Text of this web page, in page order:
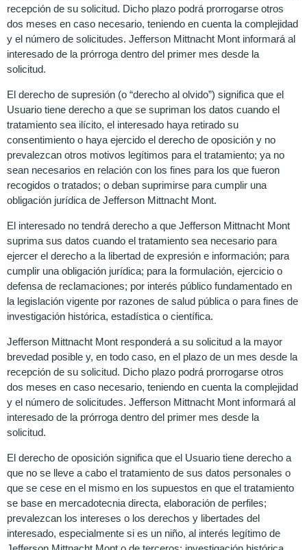
recepción de su solicitud. Dicho plazo podrá prorrogarse otros
dos meses en caso necesario, teniendo en cuenta la complejidad
y el número de solicitudes. Jefferson Mittnacht Mont informará al
interesado de la prórroga dentro del primer mes desde la
solicitud.
El derecho de supresión (o “derecho al olvido”) significa que el
Usuario tiene derecho a que se supriman los datos cuando el
tratamiento sea ilícito, el interesado haya retirado su
consentimiento o haya ejercido el derecho de oposición y no
prevalezcan otros motivos legítimos para el tratamiento; ya no
sean necesarios en relación con los fines para los que fueron
recogidos o tratados; o deban suprimirse para cumplir una
obligación jurídica de Jefferson Mittnacht Mont.
El interesado no tendrá derecho a que Jefferson Mittnacht Mont
suprima sus datos cuando el tratamiento sea necesario para
ejercer el derecho a la libertad de expresión e información; para
cumplir una obligación jurídica; para la formulación, ejercicio o
defensa de reclamaciones; por interés público fundamentado en
la legislación vigente por razones de salud pública o para fines de
investigación histórica, estadística o científica.
Jefferson Mittnacht Mont responderá a su solicitud a la mayor
brevedad posible y, en todo caso, en el plazo de un mes desde la
recepción de su solicitud. Dicho plazo podrá prorrogarse otros
dos meses en caso necesario, teniendo en cuenta la complejidad
y el número de solicitudes. Jefferson Mittnacht Mont informará al
interesado de la prórroga dentro del primer mes desde la
solicitud.
El derecho de oposición significa que el Usuario tiene derecho a
que no se lleve a cabo el tratamiento de sus datos personales o
que se cese en el mismo en los supuestos en que el tratamiento
se base en mercadotecnia directa, elaboración de perfiles;
prevalezcan los intereses o los derechos y libertades del
interesado, especialmente si es un niño, al interés legítimo de